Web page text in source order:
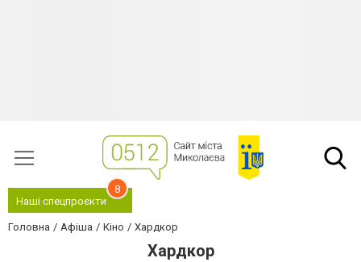
Наші спецпроєкти
8
Головна Афіша Кіно Хардкор
Хардкор